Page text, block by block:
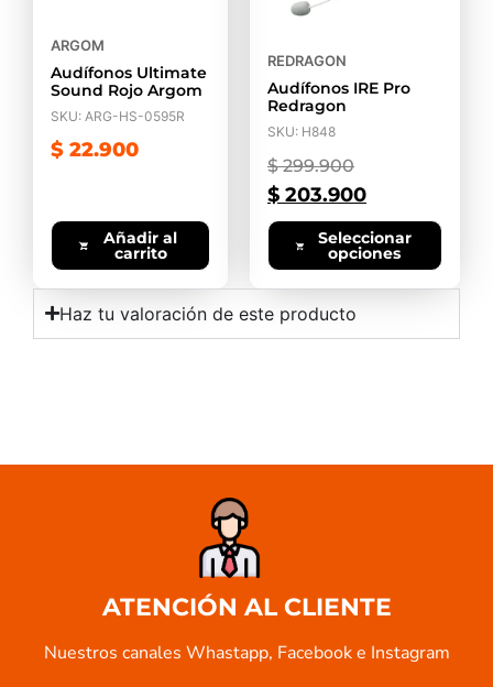
ARGOM
Audífonos Ultimate
Sound Rojo Argom
SKU: ARG-HS-0595R
$ 22.900
Añadir al
carrito
REDRAGON
Audífonos IRE Pro
Redragon
SKU: H848
$299.900
$ 203.900
Seleccionar
opciones
Haz tu valoración de este producto
ATENCIÓN AL CLIENTE
Nuestros canales Whastapp, Facebook e Instagram